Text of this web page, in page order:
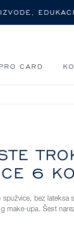
CARD
6
spužvice, bez lateksa
make-upa. Šest